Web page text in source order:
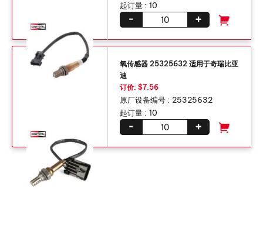
起订量 : 10
+
-
氧传感器 25325632 适用于奇瑞比亚
迪
订价: $7.56
原厂设备编号 : 25325632
起订量 : 10
+
-